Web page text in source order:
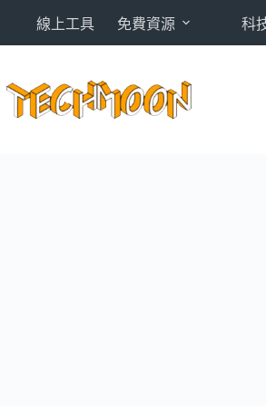
內
線上工具 免費資源 科